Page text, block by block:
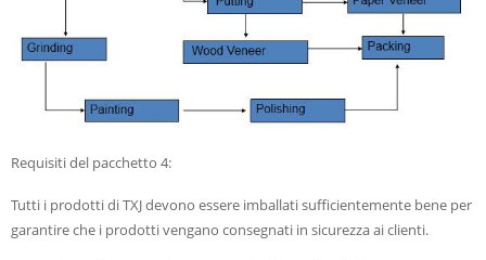
Requisiti del pacchetto 4:
Tutti i prodotti di TXJ devono essere imballati sufficientemente bene per
garantire che i prodotti vengano consegnati in sicurezza ai clienti.